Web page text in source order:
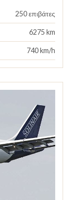
250 επιβάτες
6275 km
740 km/h